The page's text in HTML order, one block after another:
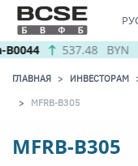
537.48 BYN
ГЛАВНАЯ ИНВЕСТОРАМ
MFRB-B305
MFRB-B305